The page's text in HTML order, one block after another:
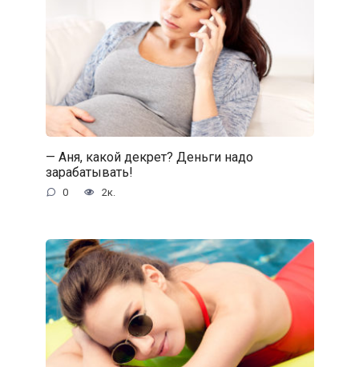
— Аня, какой декрет? Деньги надо
зарабатывать!
0 2к.